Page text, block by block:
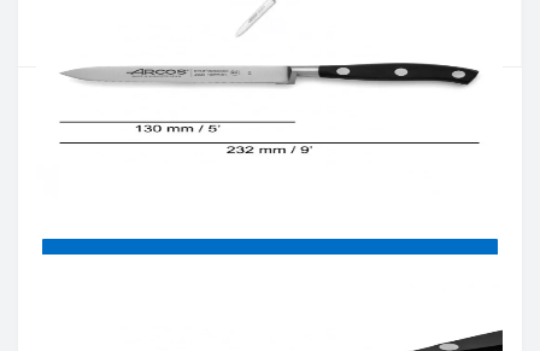
Наявність:Є в наявності